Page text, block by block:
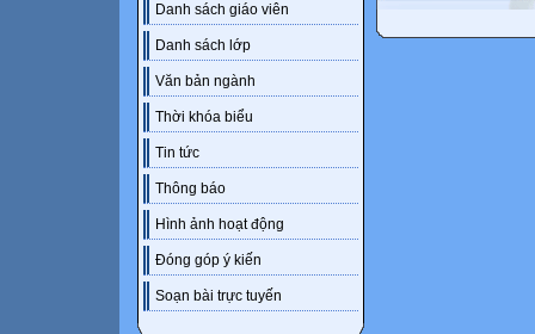
Danh sách giáo viên
Danh sách lớp
Văn bản ngành
Thời khóa biểu
Tin tức
Thông báo
Hình ảnh hoạt động
Đóng góp ý kiến
Soạn bài trực tuyến